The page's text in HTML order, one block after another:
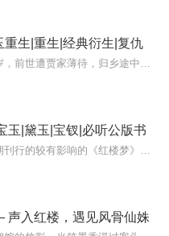
重生|重生|经典衍生|复仇
玉|黛玉|宝钗|必听公版书
声入红楼，遇见风骨仙姝